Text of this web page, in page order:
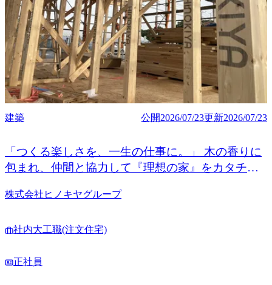
建築 公開2026/07/23更新2026/07/23
「つくる楽しさを、一生の仕事に。」 木の香りに
包まれ、仲間と協力して『理想の家』をカタチに
株式会社ヒノキヤグループ
社内大工職(注文住宅)
正社員